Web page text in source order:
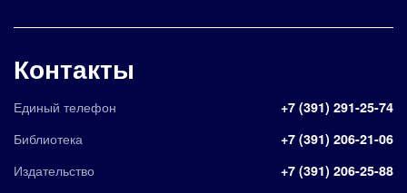
Контакты
Единый телефон +7 (391) 291-25-74
Библиотека +7 (391) 206-21-06
Издательство +7 (391) 206-25-88